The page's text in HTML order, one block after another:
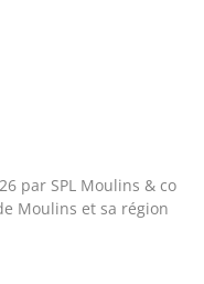
par SPL Moulins & co
Moulins et sa région